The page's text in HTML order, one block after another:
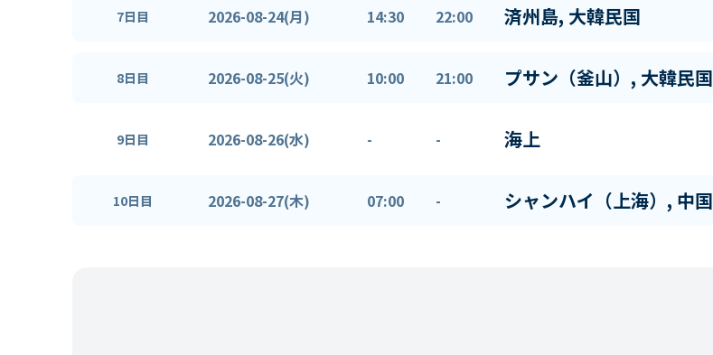
7日目 2026-08-24(月) 14:30 22:00 済州島, 大韓民国
8日目 2026-08-25(火) 10:00 21:00 プサン（釜山）, 大韓民国
9日目 2026-08-26(水) - - 海上
10日目 2026-08-27(木) 07:00 - シャンハイ（上海）, 中国